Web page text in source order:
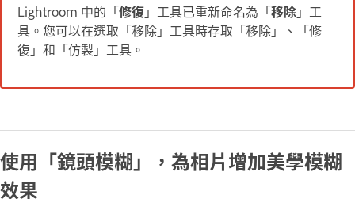
Lightroom 中的「修復」工具已重新命名為「移除」工
具。您可以在選取「移除」工具時存取「移除」、「修
復」和「仿製」工具。
使用「鏡頭模糊」，為相片增加美學模糊
效果